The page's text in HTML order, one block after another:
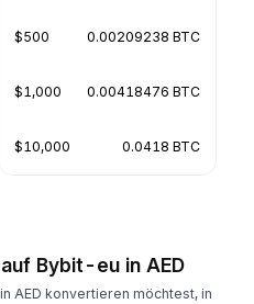
$500 0.00209238 BTC
$1,000 0.00418476 BTC
$10,000 0.0418 BTC
Bybit-eu in AED
AED konvertieren möchtest, in